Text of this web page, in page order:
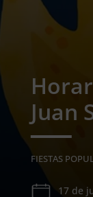
Juan
FIESTAS
17 de